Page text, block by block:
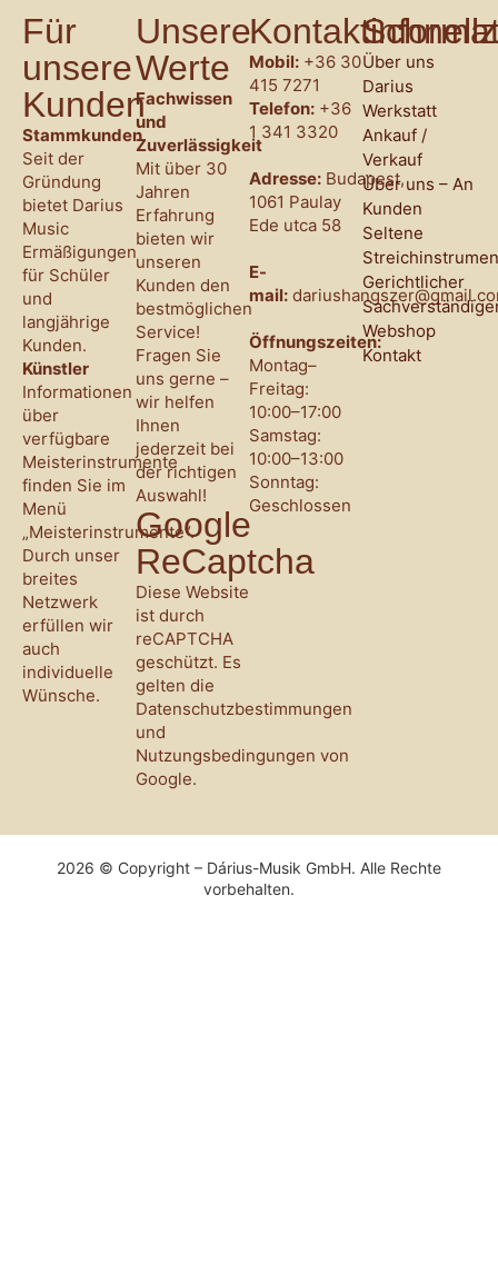
Für
unsere
Kunden
Stammkunden
Seit der
Gründung
bietet Darius
Music
Ermäßigungen
für Schüler
und
langjährige
Kunden.
Künstler
Informationen
über
verfügbare
Meisterinstrumente
finden Sie im
Menü
„Meisterinstrumente“.
Durch unser
breites
Netzwerk
erfüllen wir
auch
individuelle
Wünsche.
Unsere
Werte
Fachwissen
und
Zuverlässigkeit
Mit über 30
Jahren
Erfahrung
bieten wir
unseren
Kunden den
bestmöglichen
Service!
Fragen Sie
uns gerne –
wir helfen
Ihnen
jederzeit bei
der richtigen
Auswahl!
Google
ReCaptcha
Diese Website
ist durch
reCAPTCHA
geschützt. Es
gelten die
Datenschutzbestimmungen
und
Nutzungsbedingungen von
Google.
Mobil: +36 30
415 7271
Telefon: +36
1 341 3320
Adresse: Budapest,
1061 Paulay
Ede utca 58
E-
mail:
Öffnungszeiten:
Montag–
Freitag:
10:00–17:00
Samstag:
10:00–13:00
Sonntag:
Geschlossen
Über uns
Darius
Werkstatt
Ankauf /
Verkauf
Über uns – An
Kunden
Seltene
Gerichtlicher
Webshop
Kontakt
2026 © Copyright – Dárius-Musik GmbH. Alle Rechte
vorbehalten.